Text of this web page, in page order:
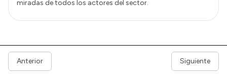
miradas de todos los actores del sector.
Anterior Siguiente